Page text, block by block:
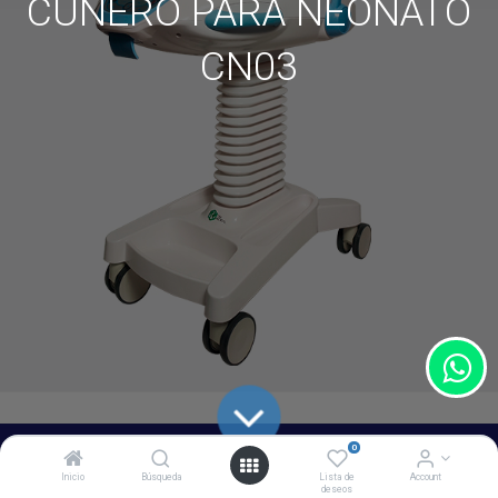
Inicio Búsqueda
0
Lista de
deseos
Account
CUNERO PARA NEONATO
CN03